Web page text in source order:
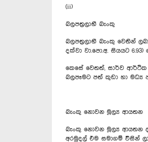
(ii)
බලපත්‍රලාභී බැංකු
බලපත්‍රලාභී බැංකු වෙතින්
දක්වා වා.පො.අ. සියයට
කෙසේ වෙතත්, සාර්ව ආර්ථික
බලපෑමට පත් කුඩා හා
බැංකු නොවන මූල්‍ය ආයතන
බැංකු නොවන මූල්‍ය ආයතන
අරමුදල් එම සමාගම් විසින්